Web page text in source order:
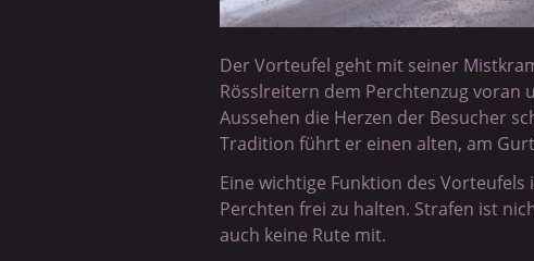
Der Vorteufel geht mit seiner
Rösslreitern dem Perchtenzug
Aussehen die Herzen der Besucher
Tradition führt er einen alten, am
Eine wichtige Funktion des
Perchten frei zu halten. Strafen ist
auch keine Rute mit.